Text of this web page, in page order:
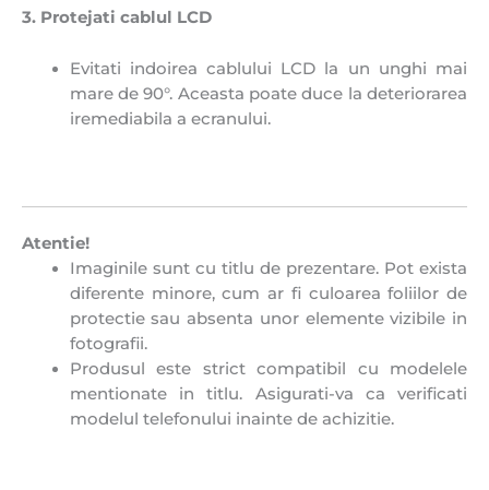
3. Protejati cablul LCD
Evitati indoirea cablului LCD la un unghi mai
mare de 90°. Aceasta poate duce la deteriorarea
iremediabila a ecranului.
Atentie!
Imaginile sunt cu titlu de prezentare. Pot exista
diferente minore, cum ar fi culoarea foliilor de
protectie sau absenta unor elemente vizibile in
fotografii.
Produsul este strict compatibil cu modelele
mentionate in titlu. Asigurati-va ca verificati
modelul telefonului inainte de achizitie.